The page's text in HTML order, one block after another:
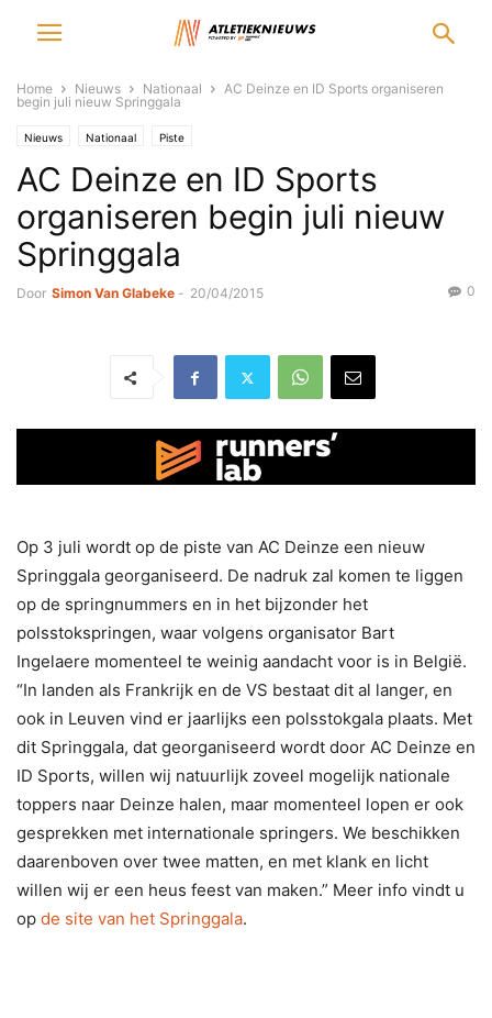
Home Nieuws Nationaal
AC Deinze en ID Sports organiseren
begin juli nieuw Springgala
Nieuws Nationaal Piste
AC Deinze en ID Sports
organiseren begin juli nieuw
Springgala
Door Simon Van Glabeke - 20/04/2015 0
Op 3 juli wordt op de piste van AC Deinze een nieuw
Springgala georganiseerd. De nadruk zal komen te liggen
op de springnummers en in het bijzonder het
polsstokspringen, waar volgens organisator Bart
Ingelaere momenteel te weinig aandacht voor is in België.
“In landen als Frankrijk en de VS bestaat dit al langer, en
ook in Leuven vind er jaarlijks een polsstokgala plaats. Met
dit Springgala, dat georganiseerd wordt door AC Deinze en
ID Sports, willen wij natuurlijk zoveel mogelijk nationale
toppers naar Deinze halen, maar momenteel lopen er ook
gesprekken met internationale springers. We beschikken
daarenboven over twee matten, en met klank en licht
willen wij er een heus feest van maken.” Meer info vindt u
op de site van het Springgala.